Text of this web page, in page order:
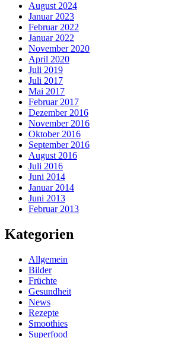
August 2024
Januar 2023
Februar 2022
Januar 2022
November 2020
April 2020
Juli 2019
Juli 2017
Mai 2017
Februar 2017
Dezember 2016
November 2016
Oktober 2016
September 2016
August 2016
Juli 2016
Juni 2014
Januar 2014
Juni 2013
Februar 2013
Kategorien
Allgemein
Bilder
Früchte
Gesundheit
News
Rezepte
Smoothies
Superfood